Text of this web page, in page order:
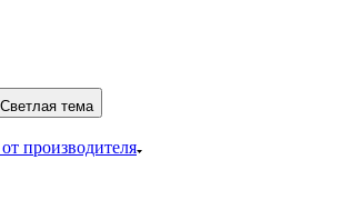
Светлая тема
производителя